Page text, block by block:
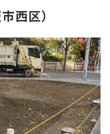
西区）